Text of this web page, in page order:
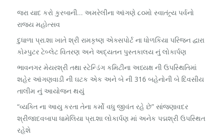
જરા યાદ કરો કુરબાની… અમરેલીના આંગણે ૮૦મો સ્વાતંત્ર્ય પર્વનો
રાજ્ય મહોત્સવ
દુધાળા પ્રા.શા ખાતે શ્રી રામકૃષ્ણ એક્સપોર્ટ ના ધોળકિયા પરિજન દ્વારા
કોમ્પુટર ટેબ્લેટ વિતરણ અને અદ્યતન પુસ્તકાલય નું લોકાર્પણ
ભાવનગર મેયરશ્રી તથા સ્ટેન્ડિંગ કમિટીના અધ્યક્ષ ની ઉપસ્થિતિમાં
શહેર આંગણવાડી ની ઘટક એક અને બે ની 316 બહેનોની બે દિવસીય
તાલીમ નું આયોજન થયું
“વ્યક્તિ ના આયુ કરતા તેના કર્મો વધુ જીવંત રહે છે” સાંજણાવદર
શ્રીજાદવબાપા ધામેલિયા પ્રા.શા લોકાર્પણ માં અનેક પદ્મશ્રી ઉપસ્થિત
રહેશે